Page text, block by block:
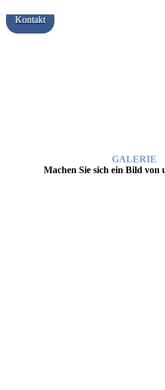
Kontakt
GALERIE
Machen Sie sich ein Bild von